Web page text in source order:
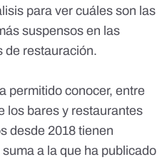
para ver cuáles son las
suspensos en las
de restauración.
permitido conocer, entre
los bares y restaurantes
desde 2018 tienen
suma a la que ha publicado